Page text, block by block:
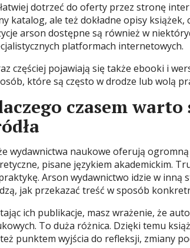
dotrzeć do oferty przez stronę
katalog, ale też dokładne opisy
arson dostępne są również w
platformach internetowych.
częściej pojawiają się także ebooki i
które są często w drodze lub wolą
czasem
wydawnictwa naukowe oferują
pisane językiem akademickim.
Arson wydawnictwo idzie w inną
jak przekazać treść w sposób
ich publikacje, masz wrażenie, że
To duża różnica. Dzięki temu
punktem wyjścia do refleksji, zmiany